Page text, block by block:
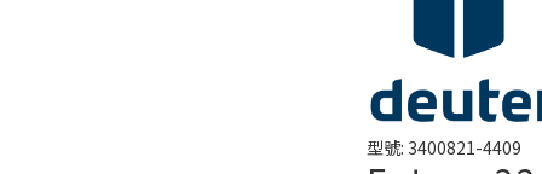
型號: 3400821-4409